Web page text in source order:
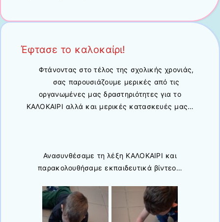
Έφτασε το καλοκαίρι!
Φτάνοντας στο τέλος της σχολικής χρονιάς,
σας παρουσιάζουμε μερικές από τις
οργανωμένες μας δραστηριότητες για το
ΚΑΛΟΚΑΙΡΙ αλλά και μερικές κατασκευές μας…
Ανασυνθέσαμε τη λέξη ΚΑΛΟΚΑΙΡΙ και
παρακολουθήσαμε εκπαιδευτικά βίντεο…